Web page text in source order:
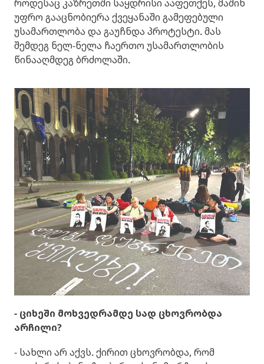
როდესაც კაზრეთში საყდრისი ააფეთქეს, მაშინ
უფრო გააცნობიერა ქვეყანაში გამეფებული
უსამართლობა და გაუჩნდა პროტესტი. მას
შემდეგ ნელ-ნელა ჩაერთო უსამართლობის
წინააღმდეგ ბრძოლაში.
- ციხეში მოხვედრამდე სად ცხოვრობდა
არჩილი?
- სახლი არ აქვს. ქირით ცხოვრობდა, რომ